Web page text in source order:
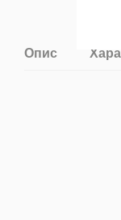
Опис